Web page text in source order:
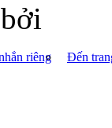
riêng Đến